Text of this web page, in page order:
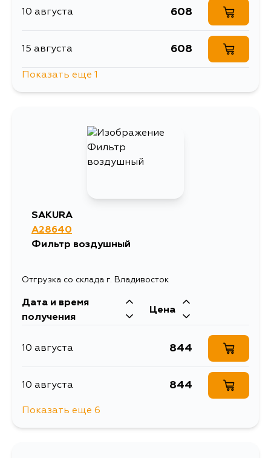
10 августа 608
15 августа 608
Показать еще 1
SAKURA
A28640
Фильтр воздушный
Отгрузка со склада г. Владивосток
Дата и время
получения
Цена
10 августа 844
10 августа 844
Показать еще 6